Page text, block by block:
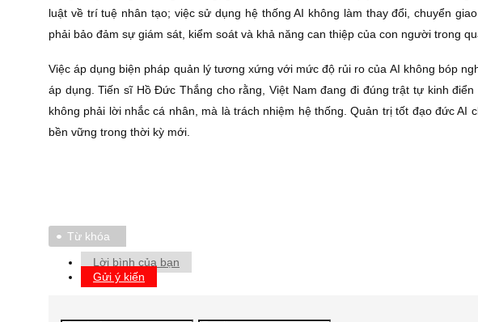
luật về trí tuệ nhân tạo; việc sử dụng hệ thống AI không làm thay đổi, chuyển
phải bảo đảm sự giám sát, kiểm soát và khả năng can thiệp của con người trong
Việc áp dụng biện pháp quản lý tương xứng với mức độ rủi ro của AI không bóp
áp dụng. Tiến sĩ Hồ Đức Thắng cho rằng, Việt Nam đang đi đúng trật tự kinh
không phải lời nhắc cá nhân, mà là trách nhiệm hệ thống. Quản trị tốt đạo đức
bền vững trong thời kỳ mới.
Từ khóa
Lời bình của bạn
Gửi ý kiến